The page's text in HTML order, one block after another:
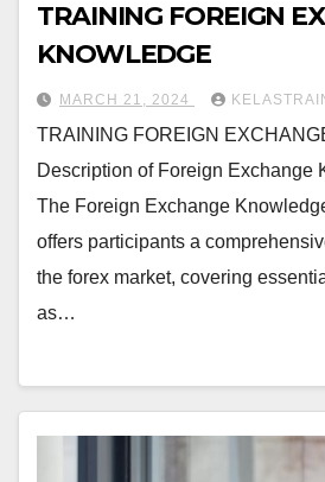
TRAINING FOREIGN
KNOWLEDGE
MARCH 21, 2024
TRAINING FOREIGN
Description of Foreign Exchange
The Foreign Exchange
offers participants a
the forex market, covering
as…